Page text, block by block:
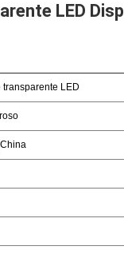
LED
transparente LED